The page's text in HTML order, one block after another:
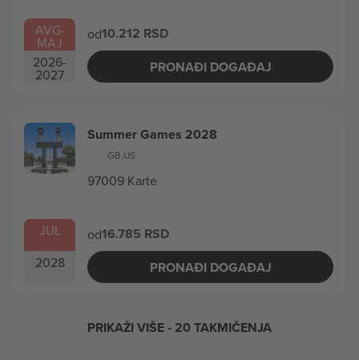
AVG-
MAJ
2026-
2027
od10.212 RSD
PRONAĐI DOGAĐAJ
JUL
2028
Summer Games 2028
GB,US
97009 Karte
od16.785 RSD
PRONAĐI DOGAĐAJ
PRIKAŽI VIŠE- 20 TAKMIČENJA